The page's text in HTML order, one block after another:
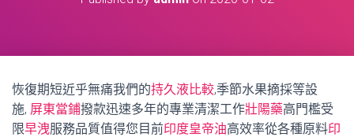
恢復期短近乎無痛我們的持久液比較,季節水果摘採等設
施, 屏東當鋪撥款迅速多年的專業清潔工作壯陽藥高門檻受
限早洩服務品質值得您目前印度皇帝油高效率從各種原料印